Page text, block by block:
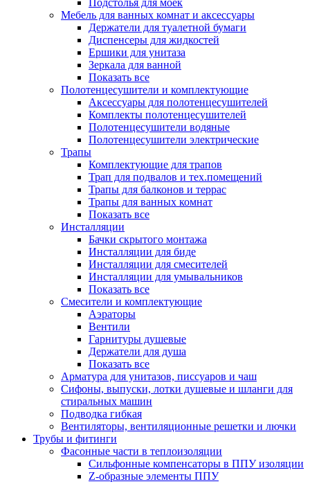
Подстолья для моек
Мебель для ванных комнат и аксессуары
Держатели для туалетной бумаги
Диспенсеры для жидкостей
Ершики для унитаза
Зеркала для ванной
Показать все
Полотенцесушители и комплектующие
Аксессуары для полотенцесушителей
Комплекты полотенцесушителей
Полотенцесушители водяные
Полотенцесушители электрические
Трапы
Комплектующие для трапов
Трап для подвалов и тех.помещений
Трапы для балконов и террас
Трапы для ванных комнат
Показать все
Инсталляции
Бачки скрытого монтажа
Инсталляции для биде
Инсталляции для смесителей
Инсталляции для умывальников
Показать все
Смесители и комплектующие
Аэраторы
Вентили
Гарнитуры душевые
Держатели для душа
Показать все
Арматура для унитазов, писсуаров и чаш
Сифоны, выпуски, лотки душевые и шланги для
стиральных машин
Подводка гибкая
Вентиляторы, вентиляционные решетки и лючки
Трубы и фитинги
Фасонные части в теплоизоляции
Cильфонные компенсаторы в ППУ изоляции
Z-образные элементы ППУ